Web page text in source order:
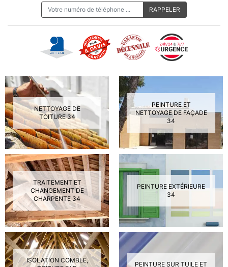
NETTOYAGE DE
TOITURE 34
PEINTURE ET
NETTOYAGE DE FAÇADE
34
TRAITEMENT ET
CHANGEMENT DE
CHARPENTE 34
PEINTURE EXTÉRIEURE
34
ISOLATION COMBLE,
PEINTURE SUR TUILE ET